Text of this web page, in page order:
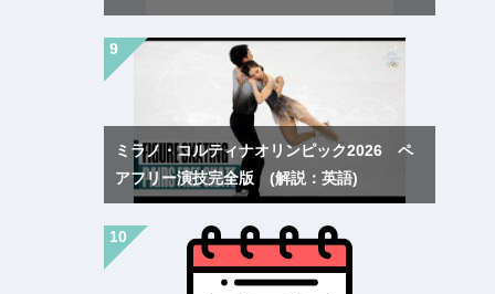
ミラノ・コルティナオリンピック2026 ペ
アフリー演技完全版 (解説：英語)